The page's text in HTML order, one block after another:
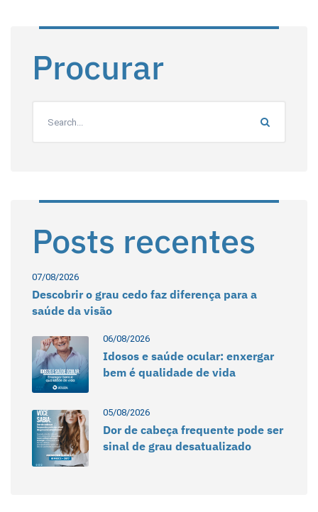
Procurar
Posts recentes
07/08/2026
Descobrir o grau cedo faz diferença para a
saúde da visão
06/08/2026
Idosos e saúde ocular: enxergar
bem é qualidade de vida
05/08/2026
Dor de cabeça frequente pode ser
sinal de grau desatualizado